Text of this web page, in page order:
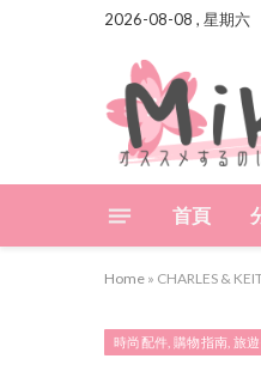
2026-08-08 , 星期六
首頁
Home » CHARLES &
時尚配件, 購物指南, 旅